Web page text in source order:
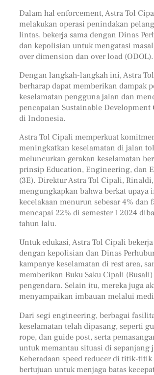
Dalam hal enforcement, Astra Tol
melakukan operasi penindakan
lintas, bekerja sama dengan Dinas
dan kepolisian untuk mengatasi
over dimension dan over load (ODOL).
Dengan langkah-langkah ini, Astra
berharap dapat memberikan dampak
keselamatan pengguna jalan dan
pencapaian Sustainable Development
di Indonesia.
Astra Tol Cipali memperkuat
meningkatkan keselamatan di jalan
meluncurkan gerakan keselamatan
prinsip Education, Engineering, dan
(3E). Direktur Astra Tol Cipali, Rinaldi,
mengungkapkan bahwa berkat upaya
kecelakaan menurun sebesar 4% dan
mencapai 22% di semester I 2024
tahun lalu.
Untuk edukasi, Astra Tol Cipali
dengan kepolisian dan Dinas
kampanye keselamatan di rest area,
memberikan Buku Saku Cipali (Busali)
pengendara. Selain itu, mereka juga
menyampaikan imbauan melalui
Dari segi engineering, berbagai
keselamatan telah dipasang, seperti
rope, dan guide post, serta
untuk memantau situasi di sepanjang
Keberadaan speed reducer di titik-
bertujuan untuk menjaga batas